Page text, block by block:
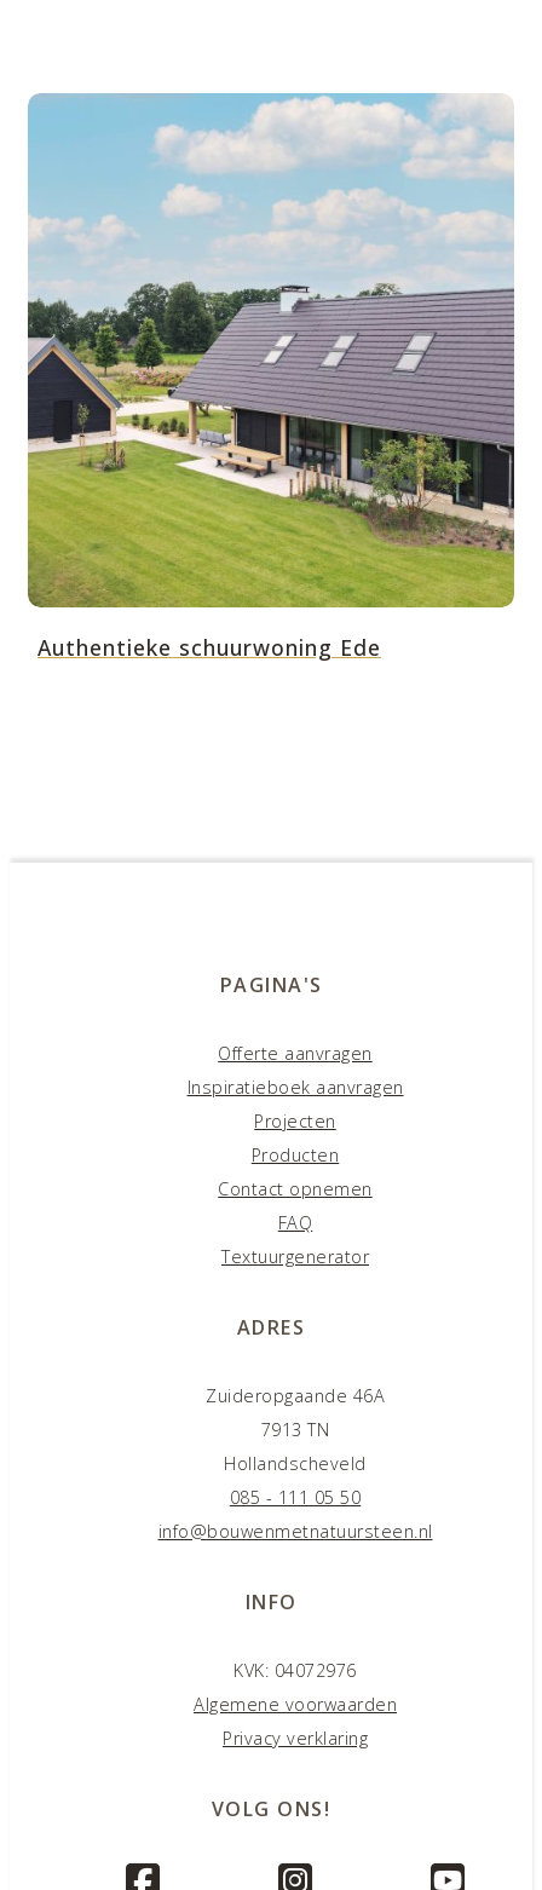
Authentieke schuurwoning Ede
PAGINA'S
Offerte aanvragen
Inspiratieboek aanvragen
Projecten
Producten
Contact opnemen
FAQ
Textuurgenerator
ADRES
Zuideropgaande 46A
7913 TN
Hollandscheveld
085 - 111 05 50
info@bouwenmetnatuursteen.nl
INFO
KVK: 04072976
Algemene voorwaarden
Privacy verklaring
VOLG ONS!